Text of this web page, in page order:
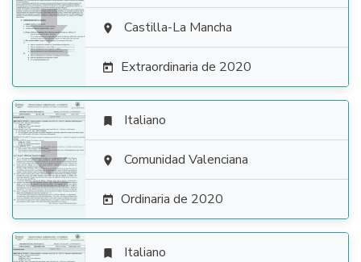
  Castilla-La Mancha
 Extraordinaria de 2020

 Italiano
 Comunidad Valenciana
 Ordinaria de 2020
 Italiano